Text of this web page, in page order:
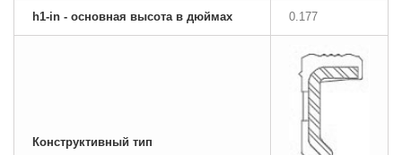
h1-in - основная высота в дюймах 0.177
Конструктивный тип